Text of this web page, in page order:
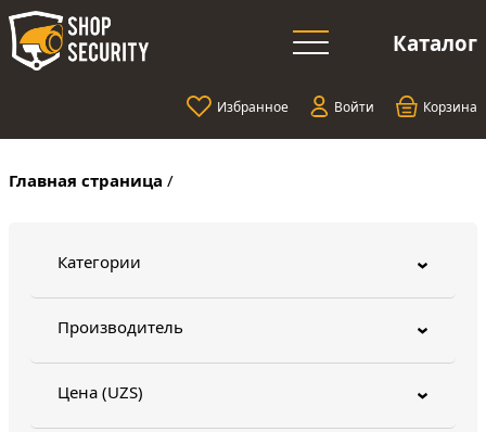
Каталог
Избранное Войти Корзина
Главная страница /
Категории ›
Производитель ›
Цена (UZS) ›